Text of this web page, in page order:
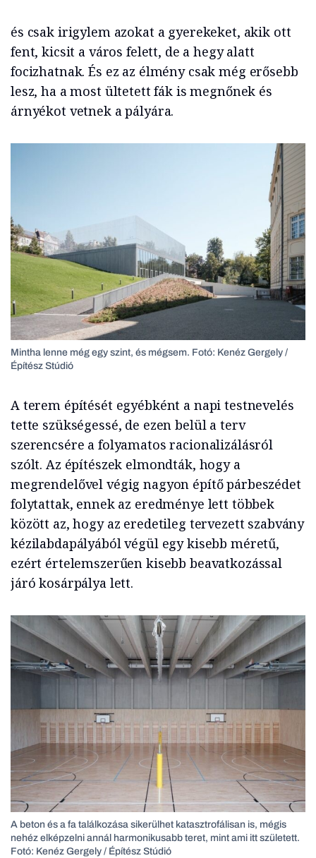
és csak irigylem azokat a gyerekeket, akik ott
fent, kicsit a város felett, de a hegy alatt
focizhatnak. És ez az élmény csak még erősebb
lesz, ha a most ültetett fák is megnőnek és
árnyékot vetnek a pályára.
Mintha lenne még egy szint, és mégsem. Fotó: Kenéz Gergely /
Építész Stúdió
A terem építését egyébként a napi testnevelés
tette szükségessé, de ezen belül a terv
szerencsére a folyamatos racionalizálásról
szólt. Az építészek elmondták, hogy a
megrendelővel végig nagyon építő párbeszédet
folytattak, ennek az eredménye lett többek
között az, hogy az eredetileg tervezett szabvány
kézilabdapályából végül egy kisebb méretű,
ezért értelemszerűen kisebb beavatkozással
járó kosárpálya lett.
A beton és a fa találkozása sikerülhet katasztrofálisan is, mégis
nehéz elképzelni annál harmonikusabb teret, mint ami itt született.
Fotó: Kenéz Gergely / Építész Stúdió